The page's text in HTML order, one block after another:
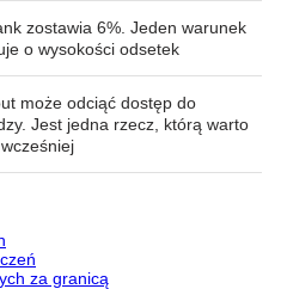
zostawia 6%. Jeden warunek
o wysokości odsetek
może odciąć dostęp do
Jest jedna rzecz, którą warto
za granicą